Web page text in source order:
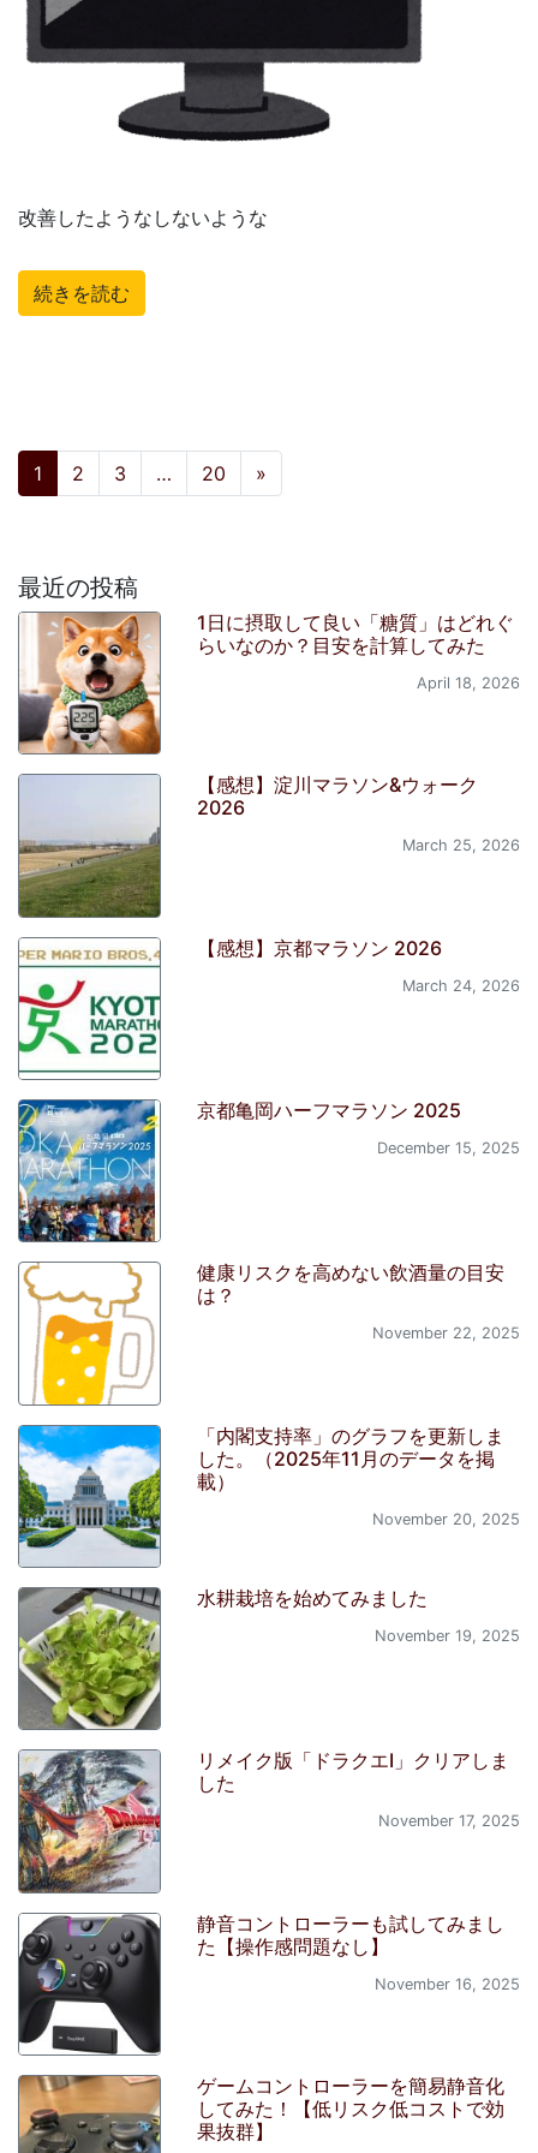
改善したようなしないような
続きを読む
投稿ナビゲーション
1 2 3 … 20 »
最近の投稿
1日に摂取して良い「糖質」はどれぐ
らいなのか？目安を計算してみた
April 18, 2026
【感想】淀川マラソン&ウォーク
2026
March 25, 2026
【感想】京都マラソン 2026
March 24, 2026
京都亀岡ハーフマラソン 2025
December 15, 2025
健康リスクを高めない飲酒量の目安
は？
November 22, 2025
「内閣支持率」のグラフを更新しま
した。（2025年11月のデータを掲
載）
November 20, 2025
水耕栽培を始めてみました
November 19, 2025
リメイク版「ドラクエI」クリアしま
した
November 17, 2025
静音コントローラーも試してみまし
た【操作感問題なし】
November 16, 2025
ゲームコントローラーを簡易静音化
してみた！【低リスク低コストで効
果抜群】